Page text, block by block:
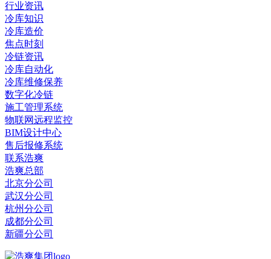
行业资讯
冷库知识
冷库造价
焦点时刻
冷链资讯
冷库自动化
冷库维修保养
数字化冷链
施工管理系统
物联网远程监控
BIM设计中心
售后报修系统
联系浩爽
浩爽总部
北京分公司
武汉分公司
杭州分公司
成都分公司
新疆分公司